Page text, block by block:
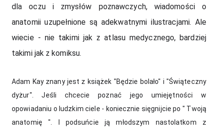
dla oczu i zmysłów poznawczych, wiadomości o
anatomii uzupełnione są adekwatnymi ilustracjami. Ale
wiecie - nie takimi jak z atlasu medycznego, bardziej
takimi jak z komiksu.
Adam Kay znany jest z książek "Będzie bolało" i "Świąteczny
dyżur". Jeśli chcecie poznać jego umiejętności w
opowiadaniu o ludzkim ciele - koniecznie sięgnijcie po " Twoją
anatomię ". I podsuńcie ją młodszym nastolatkom z